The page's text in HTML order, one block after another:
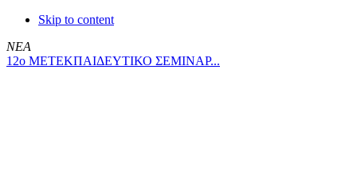
Skip to content
ΝΕΑ
12ο ΜΕΤΕΚΠΑΙΔΕΥΤΙΚΟ ΣΕΜΙΝΑΡ...